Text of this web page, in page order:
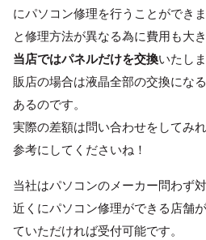
にパソコン修理を行うことができ
と修理方法が異なる為に費用も大
当店ではパネルだけを交換いたし
販店の場合は液晶全部の交換にな
あるのです。
実際の差額は問い合わせをしてみ
参考にしてくださいね！
当社はパソコンのメーカー問わず
近くにパソコン修理ができる店舗
ていただければ受付可能です。